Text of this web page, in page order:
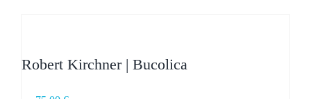
Robert Kirchner | Bucolica